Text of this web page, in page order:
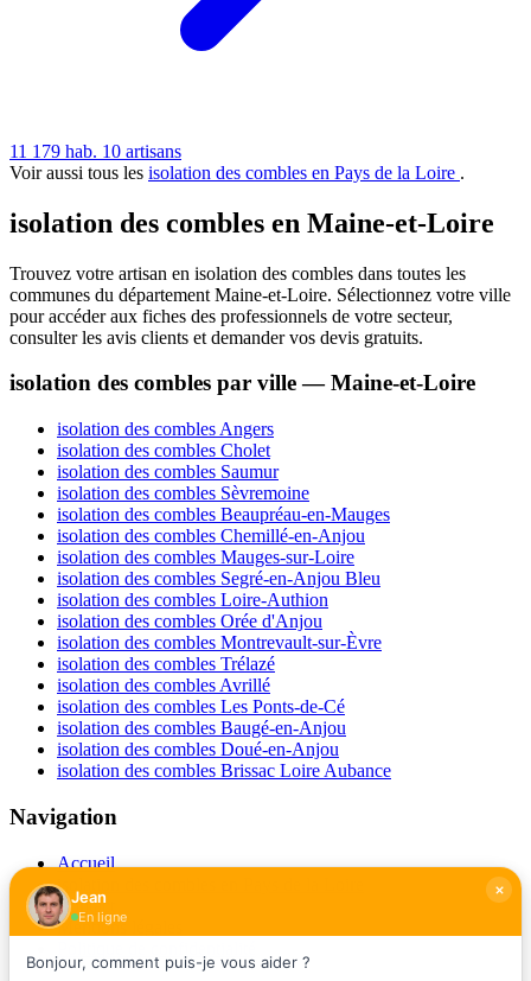
11 179 hab. 10 artisans
Voir aussi tous les isolation des combles en Pays de la Loire .
isolation des combles en Maine-et-Loire
Trouvez votre artisan en isolation des combles dans toutes les
communes du département Maine-et-Loire. Sélectionnez votre ville
pour accéder aux fiches des professionnels de votre secteur,
consulter les avis clients et demander vos devis gratuits.
isolation des combles par ville — Maine-et-Loire
isolation des combles Angers
isolation des combles Cholet
isolation des combles Saumur
isolation des combles Sèvremoine
isolation des combles Beaupréau-en-Mauges
isolation des combles Chemillé-en-Anjou
isolation des combles Mauges-sur-Loire
isolation des combles Segré-en-Anjou Bleu
isolation des combles Loire-Authion
isolation des combles Orée d'Anjou
isolation des combles Montrevault-sur-Èvre
isolation des combles Trélazé
isolation des combles Avrillé
isolation des combles Les Ponts-de-Cé
isolation des combles Baugé-en-Anjou
isolation des combles Doué-en-Anjou
isolation des combles Brissac Loire Aubance
Navigation
Accueil
isolation des combles en Pays de la Loire
Contact
Mentions légales
Jean
En ligne
Bonjour, comment puis-je vous aider ?